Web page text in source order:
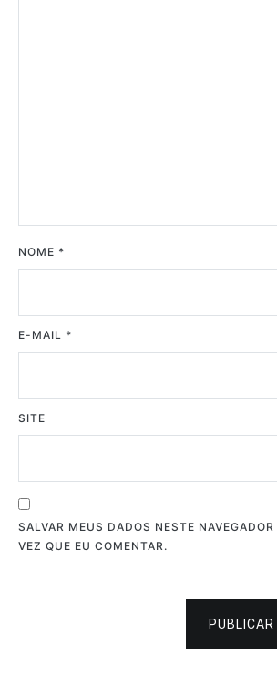
NOME *
E-MAIL *
SITE
SALVAR MEUS DADOS NESTE
VEZ QUE EU COMENTAR.